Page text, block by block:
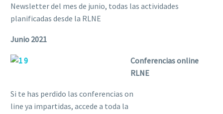
Newsletter del mes de junio, todas las actividades
planificadas desde la RLNE
Junio 2021
Conferencias online
RLNE
Si te has perdido las conferencias on
line ya impartidas, accede a toda la